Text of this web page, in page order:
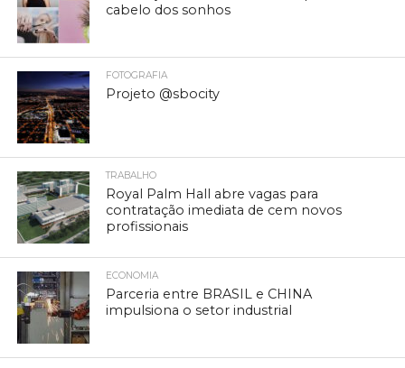
cabelo dos sonhos
FOTOGRAFIA
Projeto @sbocity
TRABALHO
Royal Palm Hall abre vagas para
contratação imediata de cem novos
profissionais
ECONOMIA
Parceria entre BRASIL e CHINA
impulsiona o setor industrial